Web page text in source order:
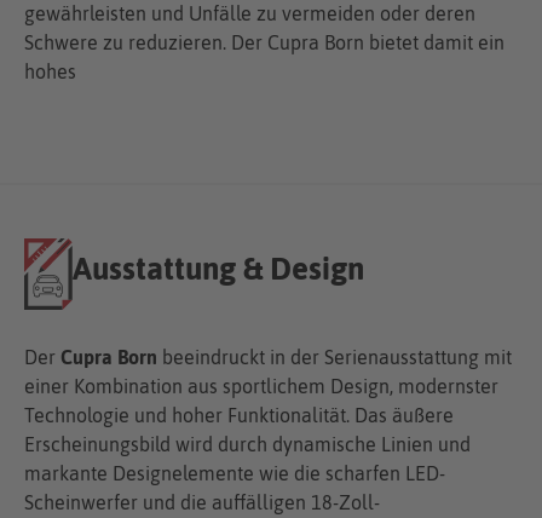
gewährleisten und Unfälle zu vermeiden oder deren
Schwere zu reduzieren. Der Cupra Born bietet damit ein
hohes
Ausstattung & Design
Der Cupra Born beeindruckt in der Serienausstattung mit
einer Kombination aus sportlichem Design, modernster
Technologie und hoher Funktionalität. Das äußere
Erscheinungsbild wird durch dynamische Linien und
markante Designelemente wie die scharfen LED-
Scheinwerfer und die auffälligen 18-Zoll-